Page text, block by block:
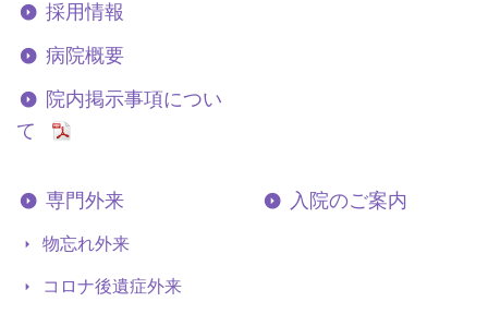
採用情報
病院概要
院内掲示事項につい
て
専門外来
物忘れ外来
コロナ後遺症外来
入院のご案内